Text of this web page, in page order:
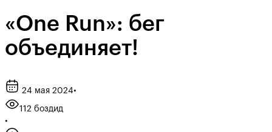
«One Run»: бег
объединяет!
24 мая 2024•
112 боздид
•